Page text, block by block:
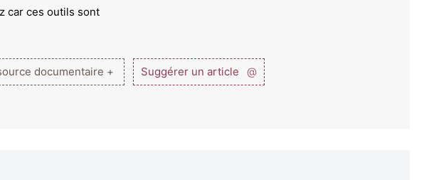
car ces outils sont
documentaire + Suggérer un article @